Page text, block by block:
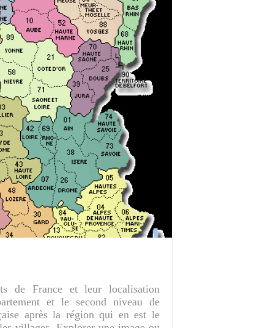
de France et leur localisation
et le second niveau de
après la région qui en est le